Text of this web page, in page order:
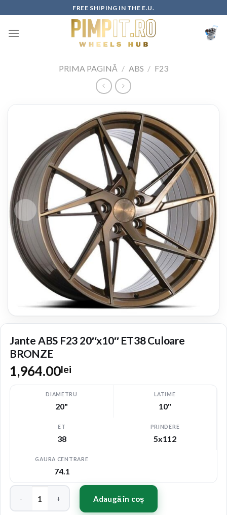
to
content
FREE SHIPING IN THE E.U.
PRIMA PAGINĂ / ABS / F23
Jante ABS F23 20″x10″ ET38 Culoare
BRONZE
1,964.00lei
DIAMETRU
20"
LATIME
10"
ET
38
PRINDERE
5x112
GAURA CENTRARE
74.1
Cantitate Jante ABS F23 20"x10" ET38 Culoare BRONZE
Adaugă în coș